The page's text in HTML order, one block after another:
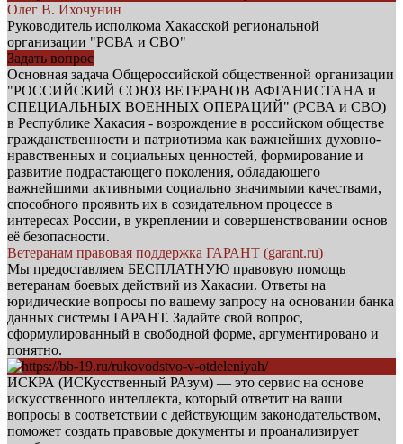
Олег В. Ихочунин
Руководитель исполкома Хакасской региональной
организации "РСВА и СВО"
Задать вопрос
Основная задача Общероссийской общественной организации
"РОССИЙСКИЙ СОЮЗ ВЕТЕРАНОВ АФГАНИСТАНА и
СПЕЦИАЛЬНЫХ ВОЕННЫХ ОПЕРАЦИЙ" (РСВА и СВО)
в Республике Хакасия - возрождение в российском обществе
гражданственности и патриотизма как важнейших духовно-
нравственных и социальных ценностей, формирование и
развитие подрастающего поколения, обладающего
важнейшими активными социально значимыми качествами,
способного проявить их в созидательном процессе в
интересах России, в укреплении и совершенствовании основ
её безопасности.
Ветеранам правовая поддержка ГАРАНТ (garant.ru)
Мы предоставляем БЕСПЛАТНУЮ правовую помощь
ветеранам боевых действий из Хакасии. Ответы на
юридические вопросы по вашему запросу на основании банка
данных системы ГАРАНТ. Задайте свой вопрос,
сформулированный в свободной форме, аргументировано и
понятно.
ИСКРА (ИСКусственный РАзум) — это сервис на основе
искусственного интеллекта, который ответит на ваши
вопросы в соответствии с действующим законодательством,
поможет создать правовые документы и проанализирует